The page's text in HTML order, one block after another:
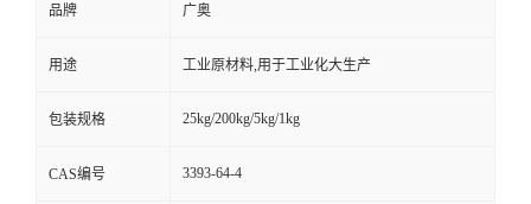
品牌 广奥
用途 工业原材料,用于工业化大生产
包装规格 25kg/200kg/5kg/1kg
CAS编号 3393-64-4